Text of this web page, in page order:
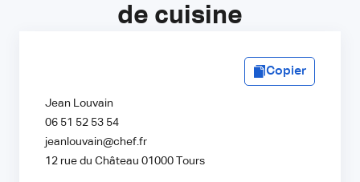
de cuisine
Copier
Jean Louvain
06 51 52 53 54
jeanlouvain@chef.fr
12 rue du Château 01000 Tours